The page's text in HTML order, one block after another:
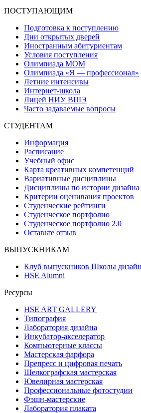
ПОСТУПАЮЩИМ
Подготовка к поступлению
Дни открытых дверей
Иностранным абитуриентам
Условия поступления
Олимпиада МОМ
Олимпиада «Я — профессионал»
Летние интенсивы
Интернет-школа
Лицей НИУ ВШЭ
Часто задаваемые вопросы
СТУДЕНТАМ
Информация
Расписание
Учебный офис
Карта креативных компетенций
Вариативные дисциплины
Дисциплины по истории дизайна
Критерии оценивания проектов
Студенческие рейтинги
Студенческое портфолио
Студенческое портфолио 2.0
Оставьте отзыв
ВЫПУСКНИКАМ
Клуб выпускников Школы
HSE Alumni
Ресурсы
HSE ART GALLERY
Типография
Лаборатория дизайна
Инкубатор-акселератор
Компьютерные классы
Мастерская фарфора
Препресс и цифровая печать
Шелкографская мастерская
Ювелирная мастерская
Профессиональные фотостудии
Фэшн-мастерские
Лаборатория плаката